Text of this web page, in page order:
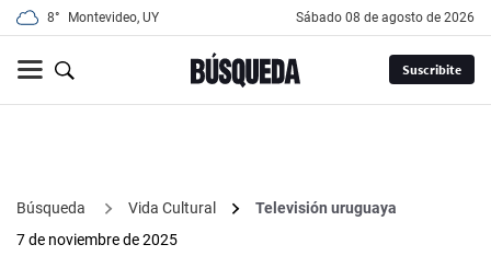
8° Montevideo, UY sábado 08 de agosto de 2026
Suscribite
Búsqueda Vida Cultural
Televisión uruguaya
7 de noviembre de 2025